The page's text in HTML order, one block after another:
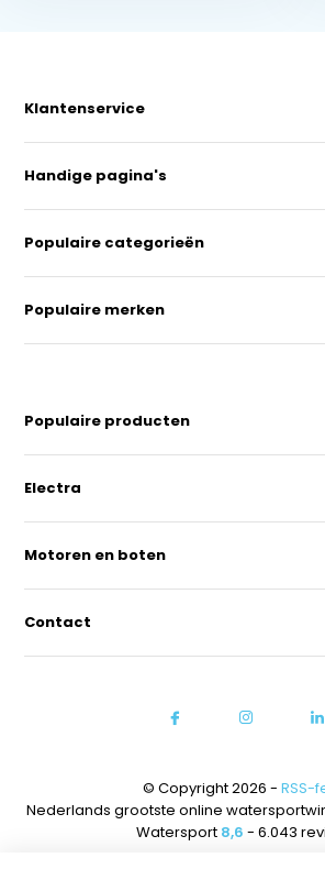
Klantenservice
Handige pagina's
Populaire categorieën
Populaire merken
Populaire producten
Electra
Motoren en boten
Contact
© Copyright 2026 - RSS-
Nederlands grootste online
Watersport 8,6 - 6.043